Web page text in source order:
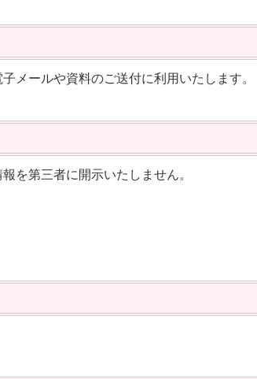
メールや資料のご送付に利用いたします。
を第三者に開示いたしません。